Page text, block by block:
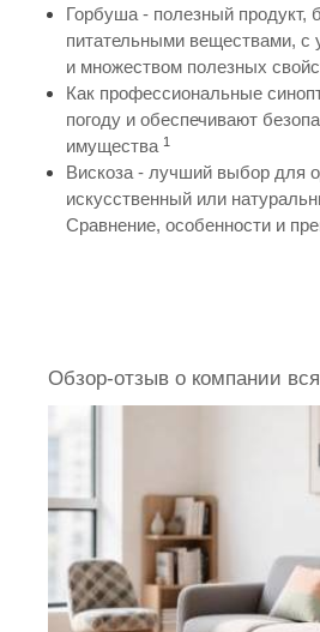
Горбуша - полезный продукт,
питательными веществами, с
и множеством полезных
Как профессиональные
погоду и обеспечивают
имущества 1
Вискоза - лучший выбор для
искусственный или
Сравнение, особенности и
Обзор-отзыв о компании